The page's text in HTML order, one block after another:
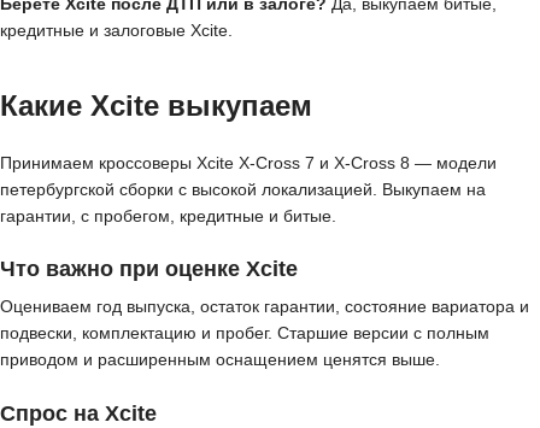
кредитные и залоговые Xcite.
Какие Xcite выкупаем
Принимаем кроссоверы Xcite X-Cross 7 и X-Cross 8 — модели
петербургской сборки с высокой локализацией. Выкупаем на
гарантии, с пробегом, кредитные и битые.
Что важно при оценке Xcite
Оцениваем год выпуска, остаток гарантии, состояние вариатора и
подвески, комплектацию и пробег. Старшие версии с полным
приводом и расширенным оснащением ценятся выше.
Спрос на Xcite